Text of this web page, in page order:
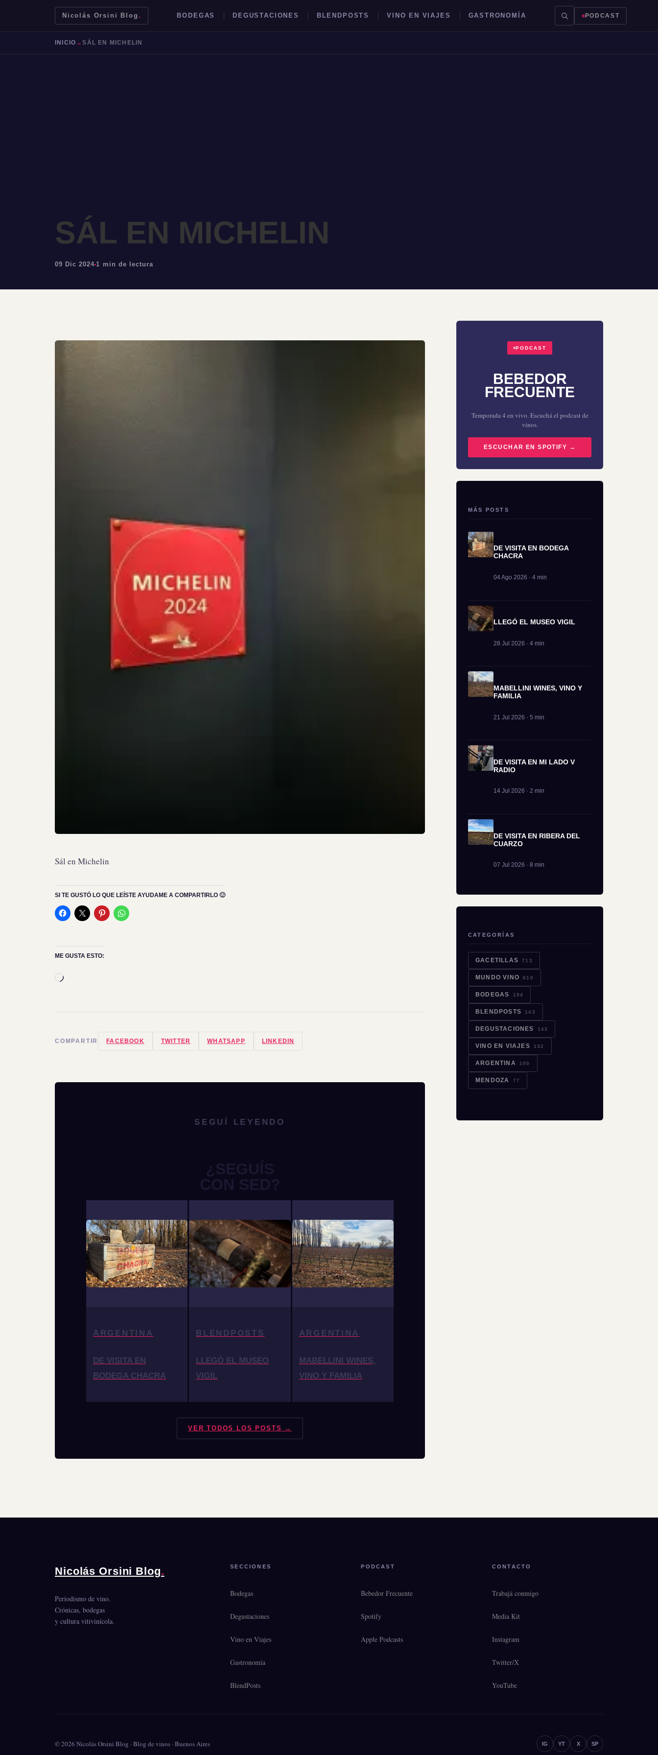
Nicolás Orsini Blog . BODEGAS DEGUSTACIONES BLENDPOSTS VINO EN VIAJES GASTRONOMÍA PODCAST
INICIO →SÁL EN MICHELIN
SÁL EN MICHELIN
09 Dic 2024 1 min de lectura
Sál en Michelin
SI TE GUSTÓ LO QUE LEÍSTE AYUDAME A COMPARTIRLO 🙂
ME GUSTA ESTO:
Cargando...
COMPARTIR FACEBOOK TWITTER WHATSAPP LINKEDIN
SEGUÍ LEYENDO
¿SEGUÍS
CON SED?
ARGENTINA
DE VISITA EN
BODEGA CHACRA
BLENDPOSTS
LLEGÓ EL MUSEO
VIGIL
ARGENTINA
MABELLINI WINES,
VINO Y FAMILIA
VER TODOS LOS POSTS →
PODCAST
BEBEDOR
FRECUENTE
Temporada 4 en vivo. Escuchá el podcast de
vinos.
ESCUCHAR EN SPOTIFY →
MÁS POSTS
DE VISITA EN BODEGA
CHACRA
04 Ago 2026 · 4 min
LLEGÓ EL MUSEO VIGIL
28 Jul 2026 · 4 min
MABELLINI WINES, VINO Y
FAMILIA
21 Jul 2026 · 5 min
DE VISITA EN MI LADO V
RADIO
14 Jul 2026 · 2 min
DE VISITA EN RIBERA DEL
CUARZO
07 Jul 2026 · 8 min
CATEGORÍAS
GACETILLAS 713
MUNDO VINO 610
BODEGAS 194
BLENDPOSTS 143
DEGUSTACIONES 143
VINO EN VIAJES 132
ARGENTINA 100
MENDOZA 77
Nicolás Orsini Blog.
Periodismo de vino.
Crónicas, bodegas
y cultura vitivinícola.
SECCIONES
Bodegas
Degustaciones
Vino en Viajes
Gastronomía
BlendPosts
PODCAST
Bebedor Frecuente
Spotify
Apple Podcasts
CONTACTO
Trabajá conmigo
Media Kit
Instagram
Twitter/X
YouTube
© 2026 Nicolás Orsini Blog · Blog de vinos · Buenos Aires IG YT X SP